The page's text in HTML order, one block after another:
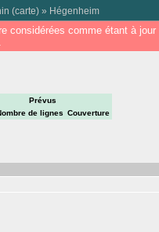
(carte) » Hégenheim
considérées comme étant à
Prévus
de lignes Couverture